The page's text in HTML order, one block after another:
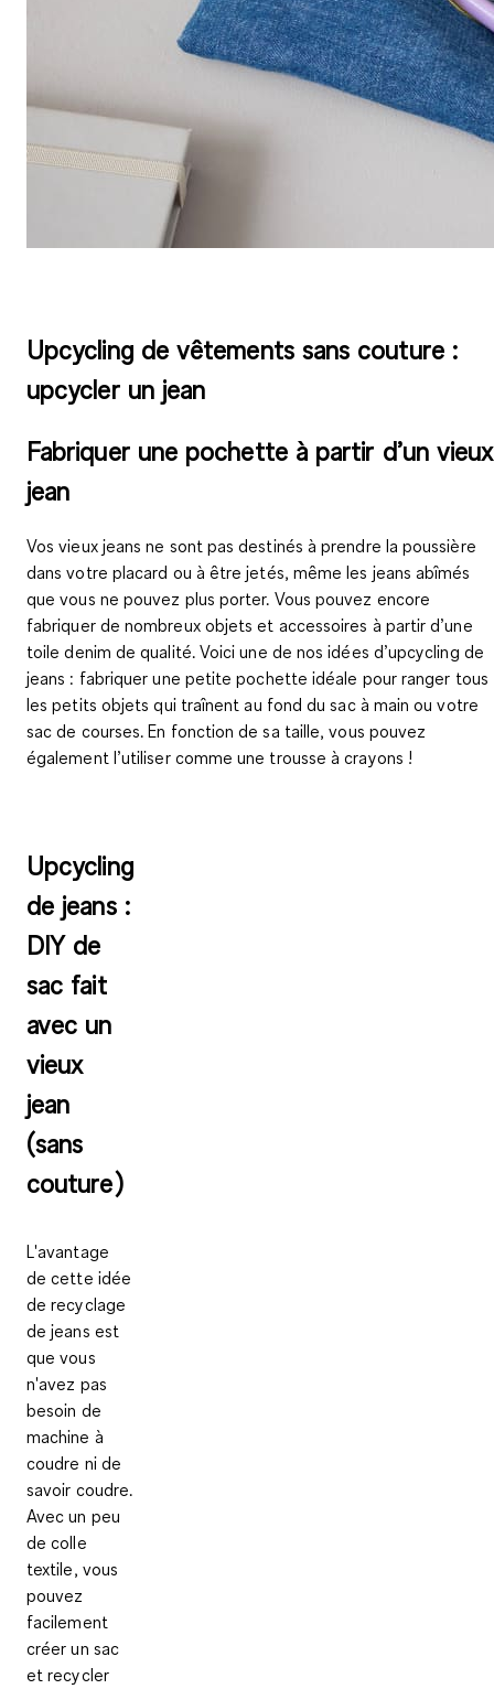
Upcycling de vêtements sans couture :
upcycler un jean
Fabriquer une pochette à partir d’un vieux
jean
Vos vieux jeans ne sont pas destinés à prendre la poussière
dans votre placard ou à être jetés, même les jeans abîmés
que vous ne pouvez plus porter. Vous pouvez encore
fabriquer de nombreux objets et accessoires à partir d’une
toile denim de qualité. Voici une de nos idées d’upcycling de
jeans : fabriquerune petite pochetteidéale pour ranger tous
les petits objets qui traînent au fond du sac à main ou votre
sac de courses. En fonction de sa taille, vous pouvez
également l’utiliser commeune trousse à crayons !
Upcycling
de jeans :
DIY de
sac fait
avec un
vieux
jean
(sans
couture)
L'avantage
de cette idée
de recyclage
de jeans est
que vous
n'avez pas
besoin de
machine à
coudre ni de
savoir coudre.
Avec un peu
de colle
textile, vous
pouvez
facilement
créer un sac
et recycler